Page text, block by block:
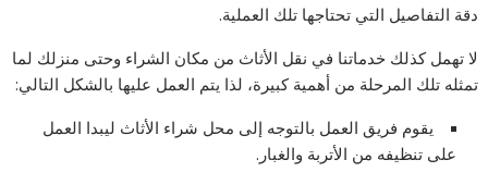
دقة التفاصيل التي تحتاجها تلك العملية.
لا تهمل كذلك خدماتنا في نقل الأثاث من مكان الشراء وحتى منزلك لما
تمثله تلك المرحلة من أهمية كبيرة، لذا يتم العمل عليها بالشكل التالي:
يقوم فريق العمل بالتوجه إلى محل شراء الأثاث ليبدا العمل
على تنظيفه من الأتربة والغبار.